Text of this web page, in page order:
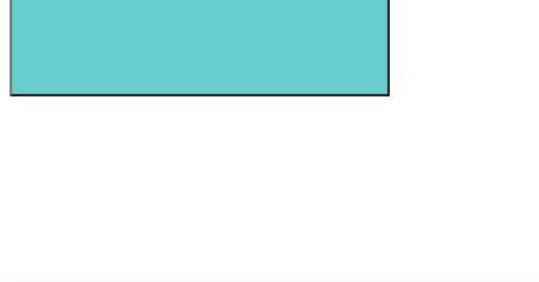
Suchen